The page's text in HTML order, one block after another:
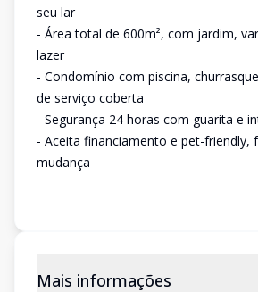
seu lar
- Área total de 600m², com jardim,
lazer
- Condomínio com piscina,
de serviço coberta
- Segurança 24 horas com guarita e
- Aceita financiamento e pet-friendly,
mudança
Mais informações